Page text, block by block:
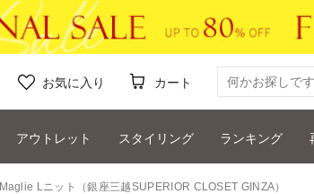
お気に入り カート
アウトレット スタイリング ランキング
Maglie Lニット（銀座三越SUPERIOR CLOSET GINZA）